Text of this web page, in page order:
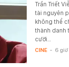
Trần Triết
tài nguyên
không thể
thành danh
cười…
CINE - 6